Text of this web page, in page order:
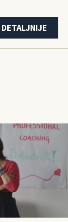
DETALJNIJE